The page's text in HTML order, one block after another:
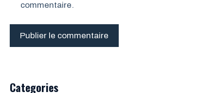
commentaire.
Categories